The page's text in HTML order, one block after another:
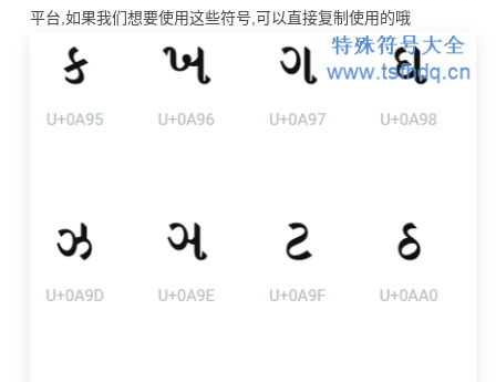
平台,如果我们想要使用这些符号,可以直接复制使用的哦